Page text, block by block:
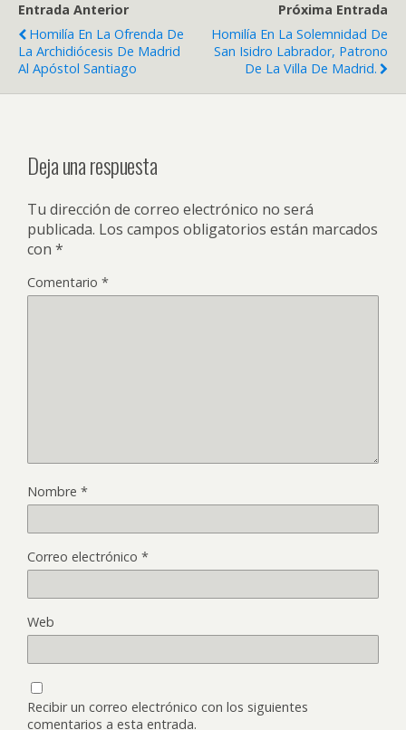
Entrada Anterior
Homilía En La Ofrenda De
La Archidiócesis De Madrid
Al Apóstol Santiago
Próxima Entrada
Homilía En La Solemnidad De
San Isidro Labrador, Patrono
De La Villa De Madrid.
Deja una respuesta
Tu dirección de correo electrónico no será
publicada. Los campos obligatorios están marcados
con *
Comentario *
Nombre *
Correo electrónico *
Web
Recibir un correo electrónico con los siguientes
comentarios a esta entrada.